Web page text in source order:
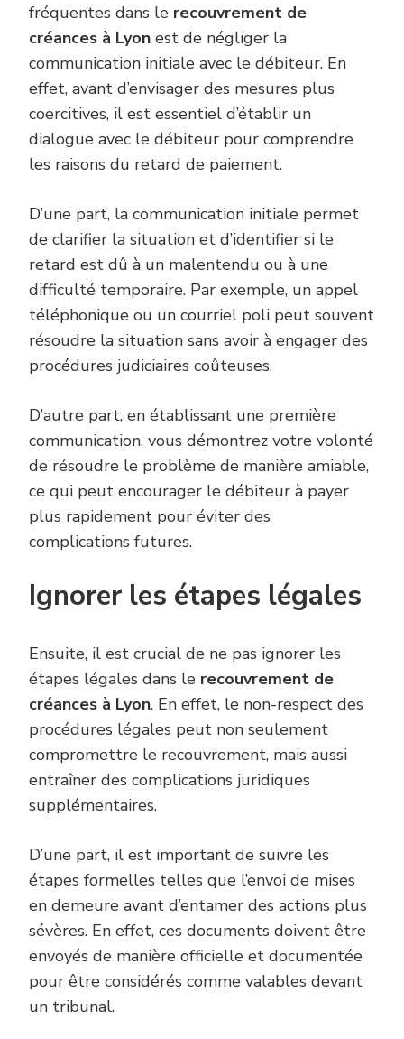
fréquentes dans le recouvrement de
créances à Lyon est de négliger la
communication initiale avec le débiteur. En
effet, avant d’envisager des mesures plus
coercitives, il est essentiel d’établir un
dialogue avec le débiteur pour comprendre
les raisons du retard de paiement.
D’une part, la communication initiale permet
de clarifier la situation et d’identifier si le
retard est dû à un malentendu ou à une
difficulté temporaire. Par exemple, un appel
téléphonique ou un courriel poli peut souvent
résoudre la situation sans avoir à engager des
procédures judiciaires coûteuses.
D’autre part, en établissant une première
communication, vous démontrez votre volonté
de résoudre le problème de manière amiable,
ce qui peut encourager le débiteur à payer
plus rapidement pour éviter des
complications futures.
Ignorer les étapes légales
Ensuite, il est crucial de ne pas ignorer les
étapes légales dans le recouvrement de
créances à Lyon. En effet, le non-respect des
procédures légales peut non seulement
compromettre le recouvrement, mais aussi
entraîner des complications juridiques
supplémentaires.
D’une part, il est important de suivre les
étapes formelles telles que l’envoi de mises
en demeure avant d’entamer des actions plus
sévères. En effet, ces documents doivent être
envoyés de manière officielle et documentée
pour être considérés comme valables devant
un tribunal.